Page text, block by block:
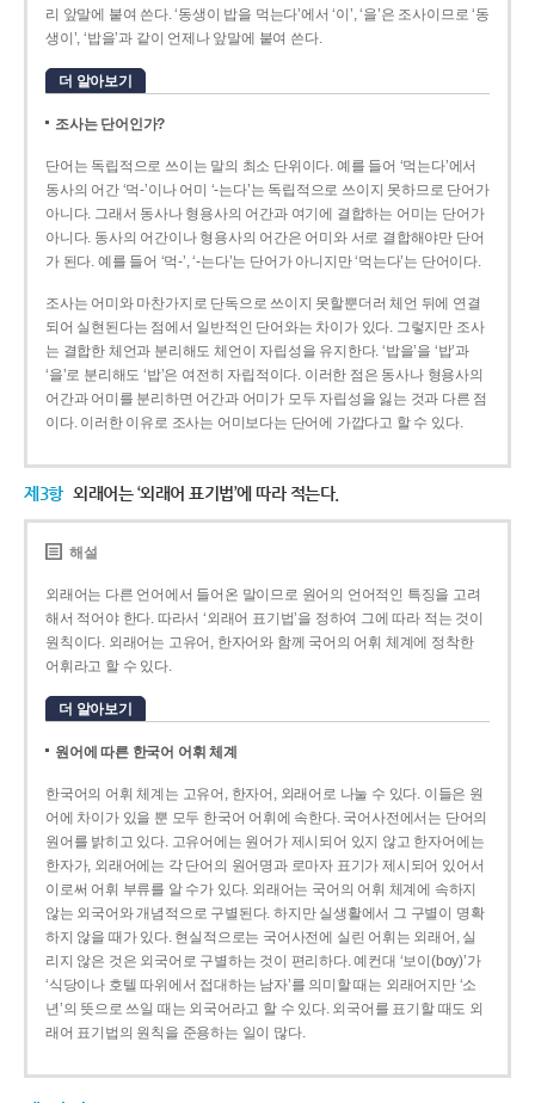
리 앞말에 붙여 쓴다. ‘동생이 밥을 먹는다’에서 ‘이’, ‘을’은 조사이므로 ‘동
생이’, ‘밥을’과 같이 언제나 앞말에 붙여 쓴다.
더 알아보기
조사는 단어인가?
단어는 독립적으로 쓰이는 말의 최소 단위이다. 예를 들어 ‘먹는다’에서
동사의 어간 ‘먹-­’이나 어미 ‘­-는다’는 독립적으로 쓰이지 못하므로 단어가
아니다. 그래서 동사나 형용사의 어간과 여기에 결합하는 어미는 단어가
아니다. 동사의 어간이나 형용사의 어간은 어미와 서로 결합해야만 단어
가 된다. 예를 들어 ‘먹-’, ‘-는다’는 단어가 아니지만 ‘먹는다’는 단어이다.
조사는 어미와 마찬가지로 단독으로 쓰이지 못할뿐더러 체언 뒤에 연결
되어 실현된다는 점에서 일반적인 단어와는 차이가 있다. 그렇지만 조사
는 결합한 체언과 분리해도 체언이 자립성을 유지한다. ‘밥을’을 ‘밥’과
‘을’로 분리해도 ‘밥’은 여전히 자립적이다. 이러한 점은 동사나 형용사의
어간과 어미를 분리하면 어간과 어미가 모두 자립성을 잃는 것과 다른 점
이다. 이러한 이유로 조사는 어미보다는 단어에 가깝다고 할 수 있다.
제3항 외래어는 ‘외래어 표기법’에 따라 적는다.
해설
외래어는 다른 언어에서 들어온 말이므로 원어의 언어적인 특징을 고려
해서 적어야 한다. 따라서 ‘외래어 표기법’을 정하여 그에 따라 적는 것이
원칙이다. 외래어는 고유어, 한자어와 함께 국어의 어휘 체계에 정착한
어휘라고 할 수 있다.
더 알아보기
원어에 따른 한국어 어휘 체계
한국어의 어휘 체계는 고유어, 한자어, 외래어로 나눌 수 있다. 이들은 원
어에 차이가 있을 뿐 모두 한국어 어휘에 속한다. 국어사전에서는 단어의
원어를 밝히고 있다. 고유어에는 원어가 제시되어 있지 않고 한자어에는
한자가, 외래어에는 각 단어의 원어명과 로마자 표기가 제시되어 있어서
이로써 어휘 부류를 알 수가 있다. 외래어는 국어의 어휘 체계에 속하지
않는 외국어와 개념적으로 구별된다. 하지만 실생활에서 그 구별이 명확
하지 않을 때가 있다. 현실적으로는 국어사전에 실린 어휘는 외래어, 실
리지 않은 것은 외국어로 구별하는 것이 편리하다. 예컨대 ‘보이(boy)’가
‘식당이나 호텔 따위에서 접대하는 남자’를 의미할 때는 외래어지만 ‘소
년’의 뜻으로 쓰일 때는 외국어라고 할 수 있다. 외국어를 표기할 때도 외
래어 표기법의 원칙을 준용하는 일이 많다.